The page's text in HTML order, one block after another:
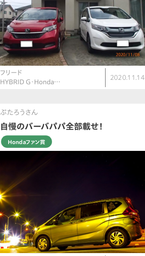
フリード
HYBRID G・Honda…
2020.11.14
ぷたろうさん
自慢のバーバパパ全部載せ！
Hondaファン賞